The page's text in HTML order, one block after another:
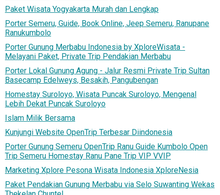
Paket Wisata Yogyakarta Murah dan Lengkap
Porter Semeru, Guide, Book Online, Jeep Semeru, Ranupane
Ranukumbolo
Porter Gunung Merbabu Indonesia by XploreWisata -
Melayani Paket, Private Trip Pendakian Merbabu
Porter Lokal Gunung Agung - Jalur Resmi Private Trip Sultan
Basecamp Edelweys, Besakih, Pangubengan
Homestay Suroloyo, Wisata Puncak Suroloyo, Mengenal
Lebih Dekat Puncak Suroloyo
Islam Milik Bersama
Kunjungi Website OpenTrip Terbesar Diindonesia
Porter Gunung Semeru OpenTrip Ranu Guide Kumbolo Open
Trip Semeru Homestay Ranu Pane Trip VIP VVIP
Marketing Xplore Pesona Wisata Indonesia XploreNesia
Paket Pendakian Gunung Merbabu via Selo Suwanting Wekas